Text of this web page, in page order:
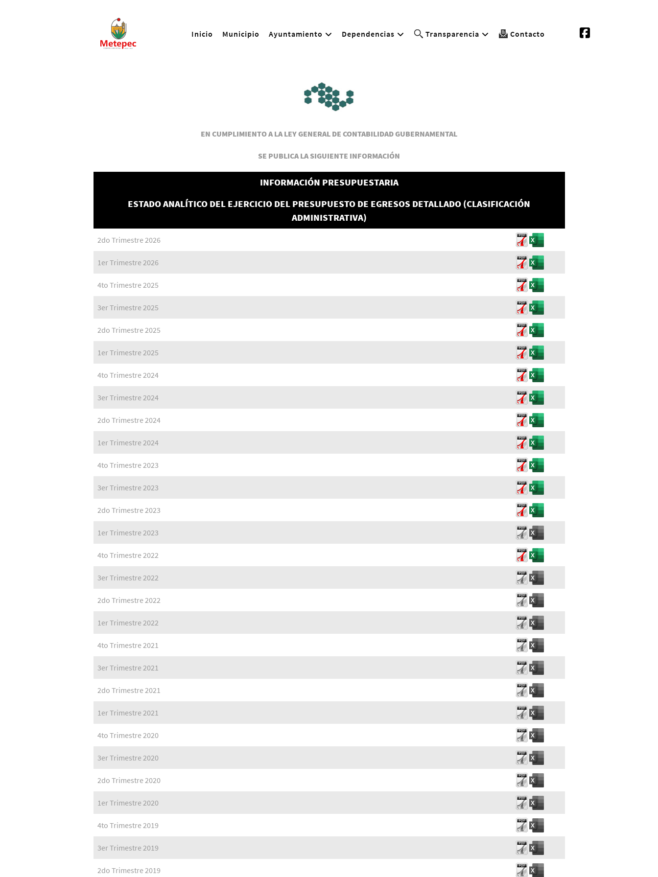
Inicio Municipio Ayuntamiento Dependencias Transparencia Contacto
EN CUMPLIMIENTO A LA LEY GENERAL DE CONTABILIDAD GUBERNAMENTAL
SE PUBLICA LA SIGUIENTE INFORMACIÓN
INFORMACIÓN PRESUPUESTARIA
ESTADO ANALÍTICO DEL EJERCICIO DEL PRESUPUESTO DE EGRESOS DETALLADO (CLASIFICACIÓN
ADMINISTRATIVA)
2do Trimestre 2026
1er Trimestre 2026
4to Trimestre 2025
3er Trimestre 2025
2do Trimestre 2025
1er Trimestre 2025
4to Trimestre 2024
3er Trimestre 2024
2do Trimestre 2024
1er Trimestre 2024
4to Trimestre 2023
3er Trimestre 2023
2do Trimestre 2023
1er Trimestre 2023
4to Trimestre 2022
3er Trimestre 2022
2do Trimestre 2022
1er Trimestre 2022
4to Trimestre 2021
3er Trimestre 2021
2do Trimestre 2021
1er Trimestre 2021
4to Trimestre 2020
3er Trimestre 2020
2do Trimestre 2020
1er Trimestre 2020
4to Trimestre 2019
3er Trimestre 2019
2do Trimestre 2019